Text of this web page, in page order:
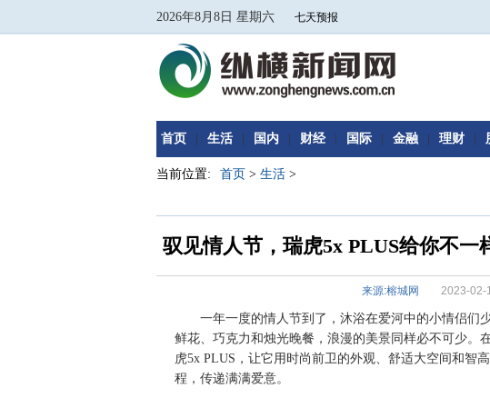
2026年8月8日 星期六
首页 生活 国内 财经 国际 金融 理财
当前位置: 首页 > 生活 >
驭见情人节，瑞虎5x PLUS给你不
来源:榕城网 2023-02-
一年一度的情人节到了，沐浴在爱河中的小情侣们
鲜花、巧克力和烛光晚餐，浪漫的美景同样必不可少。
虎5x PLUS，让它用时尚前卫的外观、舒适大空间和智
程，传递满满爱意。